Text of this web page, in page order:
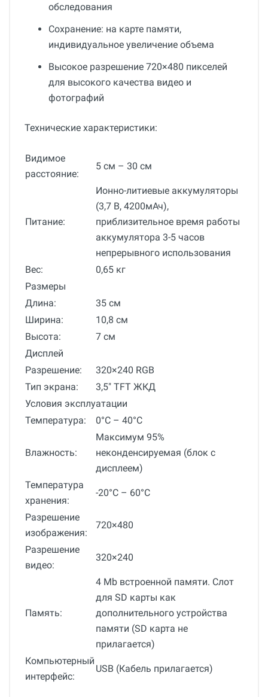
обследования
Сохранение: на карте памяти,
индивидуальное увеличение объема
Высокое разрешение 720×480 пикселей
для высокого качества видео и
фотографий
Технические характеристики:
Видимое
расстояние:
5 см – 30 см
Питание:
Ионно-литиевые аккумуляторы
(3,7 В, 4200мАч),
приблизительное время работы
аккумулятора 3-5 часов
непрерывного использования
Вес:
0,65 кг
Размеры
Длина:
35 см
Ширина:
10,8 см
Высота:
7 см
Дисплей
Разрешение:
320×240 RGB
Тип экрана:
3,5" TFT ЖКД
Условия эксплуатации
Температура:
0°С – 40°С
Влажность:
Максимум 95%
неконденсируемая (блок с
дисплеем)
Температура
хранения:
-20°С – 60°С
Разрешение
изображения:
720×480
Разрешение
видео:
320×240
Память:
4 Mb встроенной памяти. Слот
для SD карты как
дополнительного устройства
памяти (SD карта не
прилагается)
Компьютерный
интерфейс:
USB (Кабель прилагается)